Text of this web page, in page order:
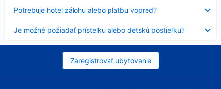
Potrebuje hotel zálohu alebo platbu vopred?
sa
Je možné požiadať prístelku alebo detskú postieľku?
sa
Zaregistrovať ubytovanie